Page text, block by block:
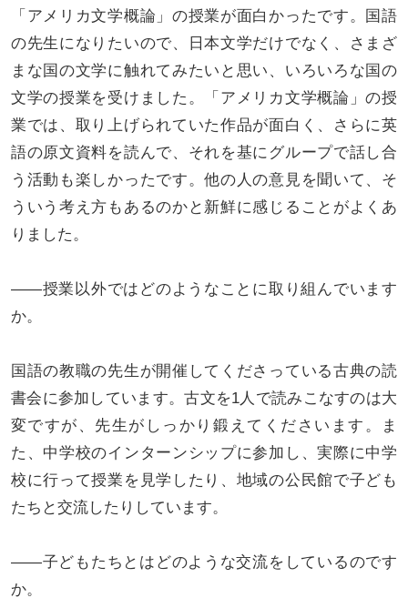
「アメリカ文学概論」の授業が面白かったです。国語
の先生になりたいので、日本文学だけでなく、さまざ
まな国の文学に触れてみたいと思い、いろいろな国の
文学の授業を受けました。「アメリカ文学概論」の授
業では、取り上げられていた作品が面白く、さらに英
語の原文資料を読んで、それを基にグループで話し合
う活動も楽しかったです。他の人の意見を聞いて、そ
ういう考え方もあるのかと新鮮に感じることがよくあ
りました。
――授業以外ではどのようなことに取り組んでいます
か。
国語の教職の先生が開催してくださっている古典の読
書会に参加しています。古文を1人で読みこなすのは大
変ですが、先生がしっかり鍛えてくださいます。ま
た、中学校のインターンシップに参加し、実際に中学
校に行って授業を見学したり、地域の公民館で子ども
たちと交流したりしています。
――子どもたちとはどのような交流をしているのです
か。